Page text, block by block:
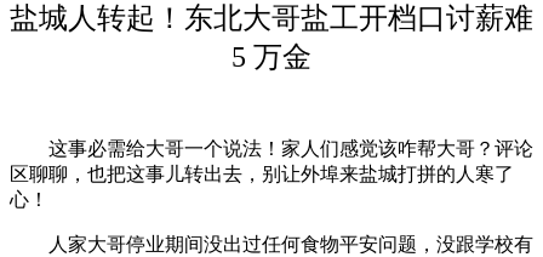
盐城人转起！东北大哥盐工开档口讨薪难
5 万金
这事必需给大哥一个说法！家人们感觉该咋帮大哥？评论
区聊聊，也把这事儿转出去，别让外埠来盐城打拼的人寒了
心！
人家大哥停业期间没出过任何食物平安问题，没跟学校有